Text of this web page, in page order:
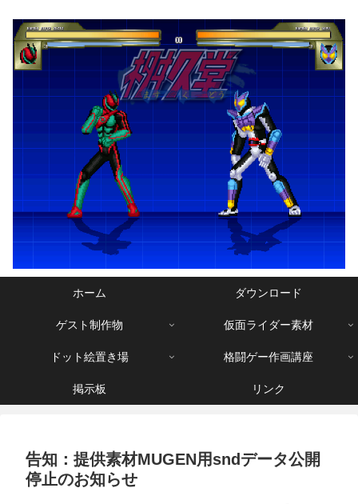
ホーム ダウンロード
ゲスト制作物 仮面ライダー素材
ドット絵置き場 格闘ゲー作画講座
掲示板 リンク
告知：提供素材MUGEN用sndデータ公開
停止のお知らせ